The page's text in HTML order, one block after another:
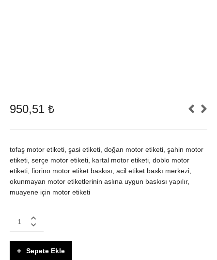
950,51 ₺
tofaş motor etiketi, şasi etiketi, doğan motor etiketi, şahin motor
etiketi, serçe motor etiketi, kartal motor etiketi, doblo motor
etiketi, fiorino motor etiket baskısı, acil etiket baskı merkezi,
okunmayan motor etiketlerinin aslına uygun baskısı yapılır,
muayene için motor etiketi
Serisi
numarası
Sepete Ekle